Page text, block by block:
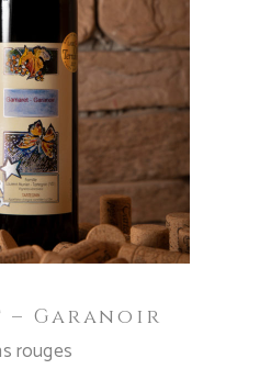
AL CARRELLO
– Garanoir
rouges